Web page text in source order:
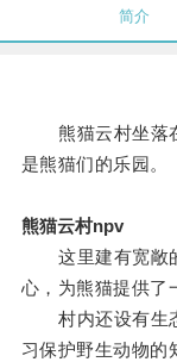
简介
熊猫云村坐落在
是熊猫们的乐园。
熊猫云村npv
这里建有宽敞的
心，为熊猫提供了
村内还设有生态
习保护野生动物的